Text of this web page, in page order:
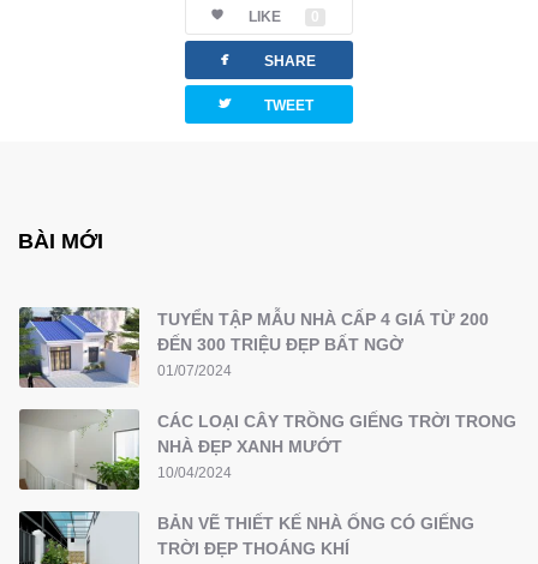
LIKE 0
facebook SHARE
twitterbird TWEET
BÀI MỚI
TUYỂN TẬP MẪU NHÀ CẤP 4 GIÁ TỪ 200
ĐẾN 300 TRIỆU ĐẸP BẤT NGỜ
01/07/2024
CÁC LOẠI CÂY TRỒNG GIẾNG TRỜI TRONG
NHÀ ĐẸP XANH MƯỚT
10/04/2024
BẢN VẼ THIẾT KẾ NHÀ ỐNG CÓ GIẾNG
TRỜI ĐẸP THOÁNG KHÍ